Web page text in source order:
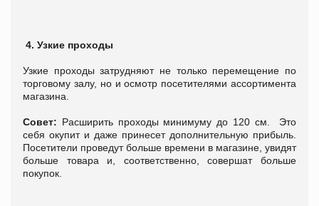
4. Узкие проходы
Узкие проходы затрудняют не только перемещение по
торговому залу, но и осмотр посетителями ассортимента
магазина.
Совет: Расширить проходы минимуму до 120 см. Это
себя окупит и даже принесет дополнительную прибыль.
Посетители проведут больше времени в магазине, увидят
больше товара и, соответственно, совершат больше
покупок.